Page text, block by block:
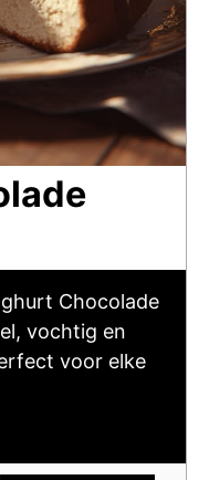
Chocolade
vochtig en
voor elke